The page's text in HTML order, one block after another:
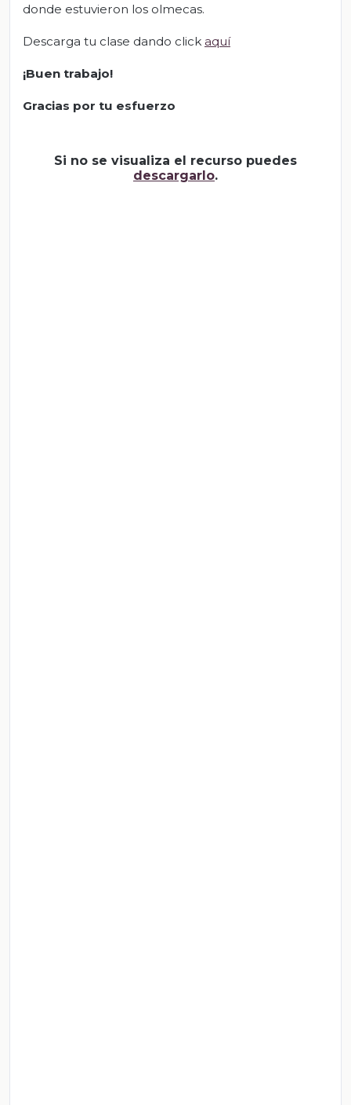
donde estuvieron los olmecas.
Descarga tu clase dando click aquí
¡Buen trabajo!
Gracias por tu esfuerzo
Si no se visualiza el recurso puedes
descargarlo.